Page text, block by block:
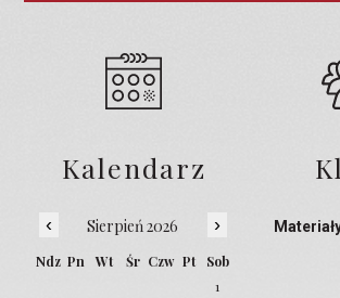
Kalendarz
‹ Sierpień 2026 ›
Ndz Pn Wt Śr Czw Pt
Sob
1